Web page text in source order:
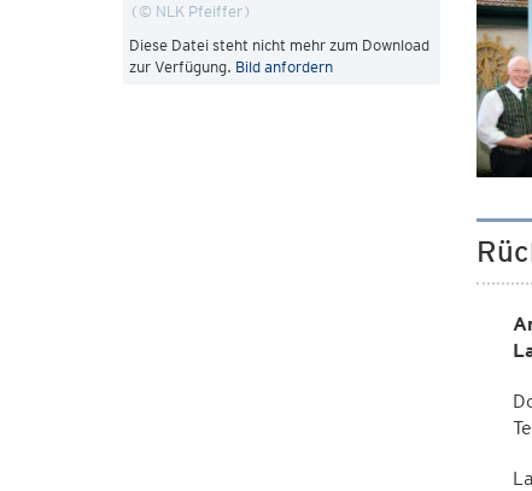
© NLK Pfeiffer
Diese Datei steht nicht mehr zum Download
zur Verfügung. Bild anfordern